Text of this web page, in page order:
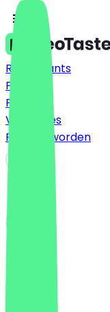
Restaurants
Prijzen
FAQ
Vacatures
Partner worden